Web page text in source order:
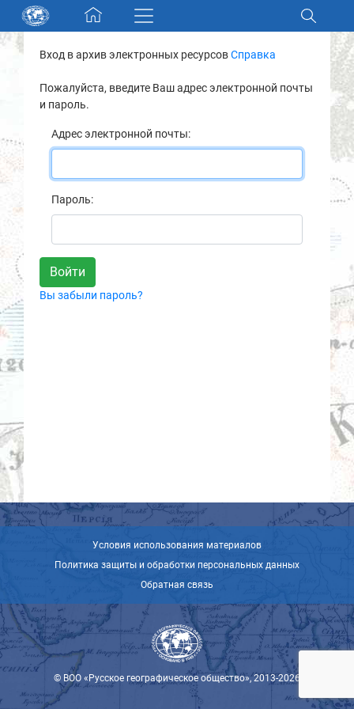
Skip navigation
Разделы и коллекции
Электронный каталог
Новости
О нас
Контакты
Партнеры
Вход в архив электронных ресурсовСправка
Пожалуйста, введите Ваш адрес электронной почты
и пароль.
Адрес электронной почты:
Пароль:
Вы забыли пароль?
Условия использования материалов
Политика защиты и обработки персональных данных
Обратная связь
© ВОО «Русское географическое общество», 2013-2026